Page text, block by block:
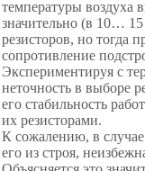
температуры
значительно (в 10…
резисторов, но тогда
сопротивление
Экспериментируя с
неточность в выборе
его стабильность
их резисторами.
К сожалению, в
его из строя,